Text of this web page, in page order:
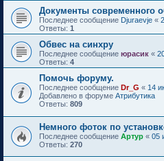
Документы современного
Последнее сообщение Djuraevje «
Ответы: 1
Обвес на синхру
Последнее сообщение юрасик «
Ответы: 4
Помочь форуму.
Последнее сообщение Dr_G « 14
Добавлено в форуме Атрибутика
Ответы: 809
Немного фоток по
Последнее сообщение Артур « 05
Ответы: 270